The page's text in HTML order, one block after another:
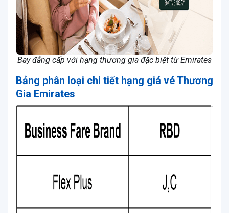
Bay đẳng cấp với hạng thương gia đặc biệt từ Emirates
Bảng phân loại chi tiết hạng giá vé Thương
Gia Emirates